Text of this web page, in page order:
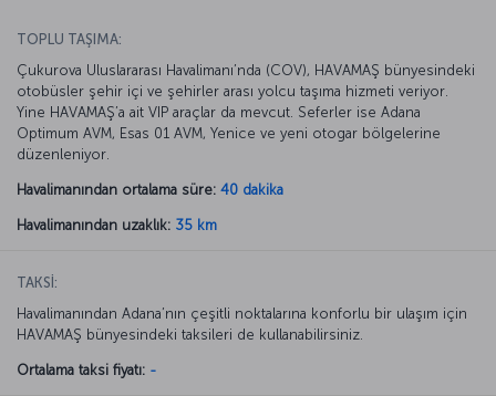
TOPLU TAŞIMA:
Çukurova Uluslararası Havalimanı’nda (COV), HAVAMAŞ bünyesindeki
otobüsler şehir içi ve şehirler arası yolcu taşıma hizmeti veriyor.
Yine HAVAMAŞ’a ait VIP araçlar da mevcut. Seferler ise Adana
Optimum AVM, Esas 01 AVM, Yenice ve yeni otogar bölgelerine
düzenleniyor.
Havalimanından ortalama süre: 40 dakika
Havalimanından uzaklık: 35 km
TAKSİ:
Havalimanından Adana’nın çeşitli noktalarına konforlu bir ulaşım için
HAVAMAŞ bünyesindeki taksileri de kullanabilirsiniz.
Ortalama taksi fiyatı: -